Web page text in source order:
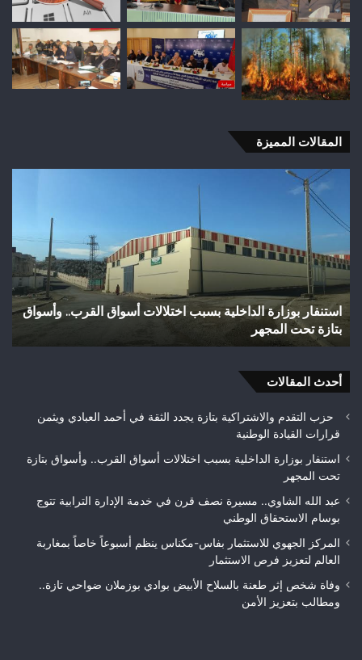
المقالات المميزة
وأسواق
بالسلاح
الأبيض
بوادي
بوزملان
ضواحي
تازة..
ومطالب
الأمن
وفاة شخص إثر طعنة بالسلاح الأبيض بوادي
تازة.. ومطالب بتعزيز الأمن
أحدث المقالات
حزب التقدم والاشتراكية بتازة يجدد الثقة في أحمد العبادي ويثمن
قرارات القيادة الوطنية
استنفار بوزارة الداخلية بسبب اختلالات أسواق القرب.. وأسواق بتازة
تحت المجهر
عبد الله الشاوي.. مسيرة نصف قرن في خدمة الإدارة الترابية تتوج
بوسام الاستحقاق الوطني
المركز الجهوي للاستثمار بفاس-مكناس ينظم أسبوعاً خاصاً بمغاربة
العالم لتعزيز فرص الاستثمار
وفاة شخص إثر طعنة بالسلاح الأبيض بوادي بوزملان ضواحي تازة..
ومطالب بتعزيز الأمن